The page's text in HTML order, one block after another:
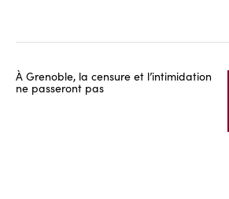
À Grenoble, la censure et l’intimidation
ne passeront pas